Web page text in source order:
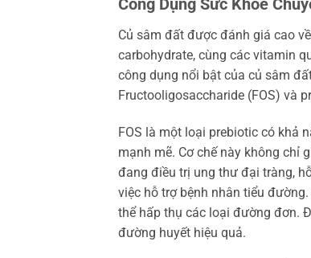
Công Dụng Sức Khỏe
Củ sâm đất được đánh giá cao
carbohydrate, cùng các vitamin
công dụng nổi bật của củ sâm
Fructooligosaccharide (FOS) và
FOS là một loại prebiotic có khả
mạnh mẽ. Cơ chế này không chỉ
đang điều trị ung thư đại tràng,
việc hỗ trợ bệnh nhân tiểu
thể hấp thụ các loại đường đơn.
đường huyết hiệu quả.